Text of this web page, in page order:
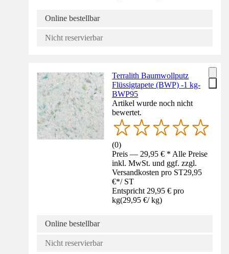
Online bestellbar
Nicht reservierbar
Terralith Baumwollputz
Flüssigtapete (BWP) -1 kg-
BWP95
Artikel wurde noch nicht
bewertet.
(0)
Preis — 29,95 € * Alle Preise
inkl. MwSt. und ggf. zzgl.
Versandkosten pro ST29,95
€*/ ST
Entspricht 29,95 € pro
kg(29,95 €/ kg)
Online bestellbar
Nicht reservierbar